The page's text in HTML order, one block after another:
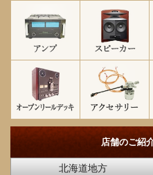
店舗のご紹
北海道地方